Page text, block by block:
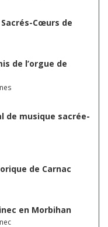
Cœurs de
de l’orgue de
de musique sacrée-
de Carnac
en Morbihan